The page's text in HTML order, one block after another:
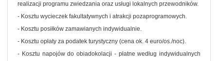
realizacji programu zwiedzania oraz usługi lokalnych przewodników.
- Kosztu wycieczek fakultatywnych i atrakcji pozaprogramowych.
- Kosztu posiłków zamawianych indywidualnie.
- Kosztu opłaty za podatek turystyczny (cena ok. 4 euro/os./noc).
- Kosztu napojów do obiadokolacji - płatne według indywidualnych